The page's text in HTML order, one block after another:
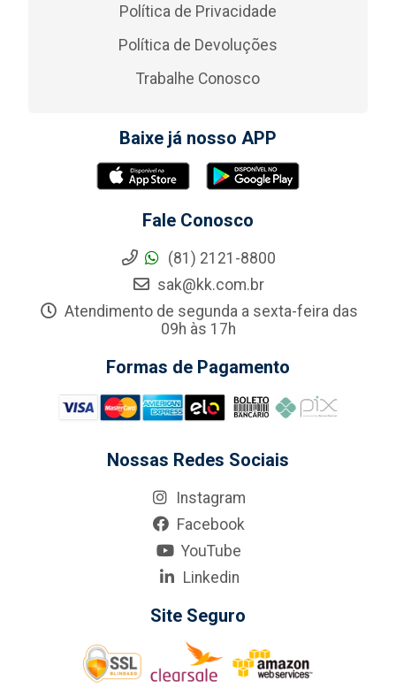
Política de Privacidade
Política de Devoluções
Trabalhe Conosco
Baixe já nosso APP
Fale Conosco
(81) 2121-8800
sak@kk.com.br
Atendimento de segunda a sexta-feira das
09h às 17h
Formas de Pagamento
Nossas Redes Sociais
Instagram
Facebook
YouTube
Linkedin
Site Seguro